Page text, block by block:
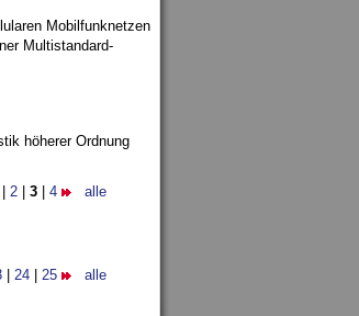
Mobilfunknetzen
Multistandard-
höherer Ordnung
2 3 4 alle
24 25 alle